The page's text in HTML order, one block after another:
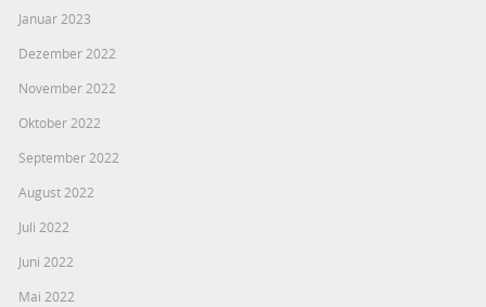
Januar 2023
Dezember 2022
November 2022
Oktober 2022
September 2022
August 2022
Juli 2022
Juni 2022
Mai 2022